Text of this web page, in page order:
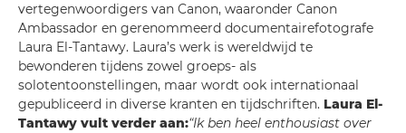
vertegenwoordigers van Canon, waaronder Canon
Ambassador en gerenommeerd documentairefotografe
Laura El-Tantawy. Laura’s werk is wereldwijd te
bewonderen tijdens zowel groeps- als
solotentoonstellingen, maar wordt ook internationaal
gepubliceerd in diverse kranten en tijdschriften. Laura El-
Tantawy vult verder aan:“Ik ben heel enthousiast over